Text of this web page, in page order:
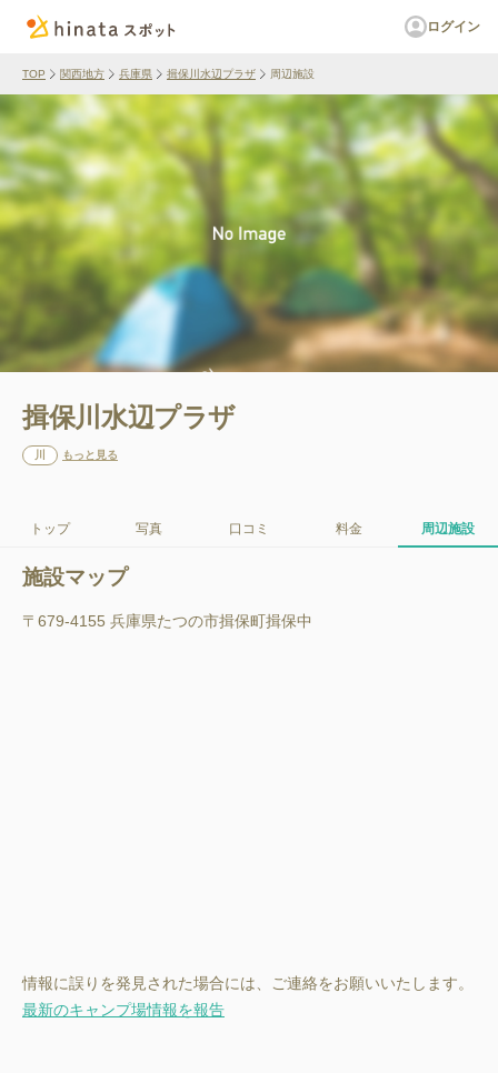
ログイン
TOP 関西地方 兵庫県 揖保川水辺プラザ 周辺施設
揖保川水辺プラザ
もっと見る
トップ 写真 口コミ 料金 周辺施設
施設マップ
〒679-4155 兵庫県たつの市揖保町揖保中
情報に誤りを発見された場合には、ご連絡をお願いいたします。
最新のキャンプ場情報を報告